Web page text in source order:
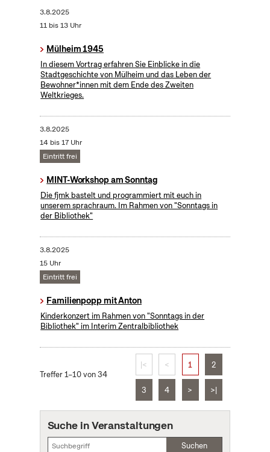
3.8.2025
11 bis 13 Uhr
Mülheim 1945
In diesem Vortrag erfahren Sie Einblicke in die
Stadtgeschichte von Mülheim und das Leben der
Bewohner*innen mit dem Ende des Zweiten
Weltkrieges.
3.8.2025
14 bis 17 Uhr
Eintritt frei
MINT-Workshop am Sonntag
Die fjmk bastelt und programmiert mit euch in
unserem sprachraum. Im Rahmen von "Sonntags in
der Bibliothek"
3.8.2025
15 Uhr
Eintritt frei
Familienpopp mit Anton
Kinderkonzert im Rahmen von "Sonntags in der
Bibliothek" im Interim Zentralbibliothek
Treffer 1–10 von 34
|< < 1 2
3 4 > >|
Suche in Veranstaltungen
Suchen